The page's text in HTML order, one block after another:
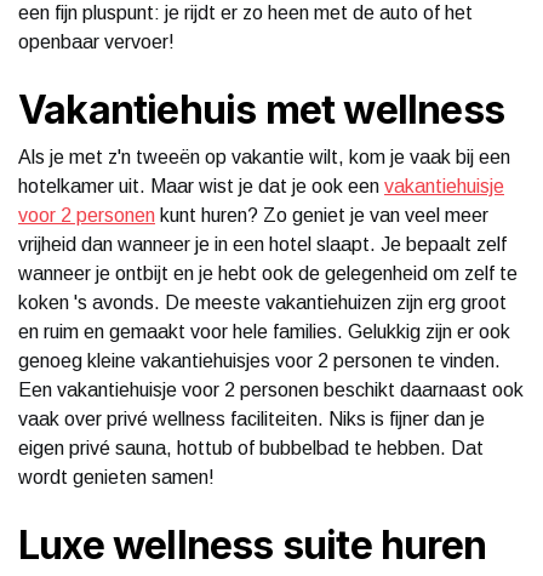
een fijn pluspunt: je rijdt er zo heen met de auto of het
openbaar vervoer!
Vakantiehuis met wellness
Als je met z'n tweeën op vakantie wilt, kom je vaak bij een
hotelkamer uit. Maar wist je dat je ook een vakantiehuisje
voor 2 personen kunt huren? Zo geniet je van veel meer
vrijheid dan wanneer je in een hotel slaapt. Je bepaalt zelf
wanneer je ontbijt en je hebt ook de gelegenheid om zelf te
koken 's avonds. De meeste vakantiehuizen zijn erg groot
en ruim en gemaakt voor hele families. Gelukkig zijn er ook
genoeg kleine vakantiehuisjes voor 2 personen te vinden.
Een vakantiehuisje voor 2 personen beschikt daarnaast ook
vaak over privé wellness faciliteiten. Niks is fijner dan je
eigen privé sauna, hottub of bubbelbad te hebben. Dat
wordt genieten samen!
Luxe wellness suite huren